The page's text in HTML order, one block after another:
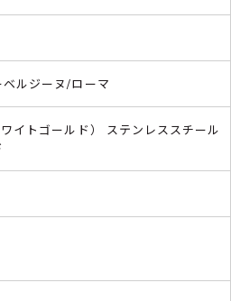
ベルジーヌ/ローマ
イトゴールド） ステンレススチール